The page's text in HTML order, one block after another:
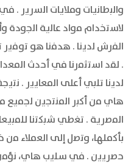
واﻟﺑطﺎﻧﯾﺎت وﻣﻼﯾﺎت اﻟﺳرﯾر
ﻻﺳﺗﺧدام ﻣواد ﻋﺎﻟﯾﺔ اﻟﺟودة
اﻟﻔرش ﻟدﯾﻧﺎ . ھدﻓﻧﺎ ھو
. ﻟﻘد اﺳﺗﺛﻣرﻧﺎ ﻓﻲ أﺣدث
ﻟدﯾﻧﺎ ﺗﻠﺑﻲ أﻋﻠﻰ اﻟﻣﻌﺎﯾﯾر .
ھﺎي ﻣن أﻛﺑر اﻟﻣﻧﺗﺟﯾن
اﻟﻣﺻرﯾﺔ . ﺗﻐطﻲ ﺷﺑﻛﺗﻧﺎ
ﺑﺄﻛﻣﻠﮭﺎ، وﺗﺻل إﻟﻰ اﻟﻌﻣﻼء
ﺣﺻرﯾﯾن . ﻓﻲ ﺳﻠﯾب ھﺎي،